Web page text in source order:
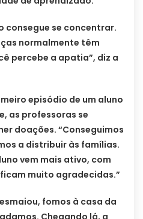
consegue se concentrar.
normalmente têm
percebe a apatia”, diz a
episódio de um aluno
as professoras se
doações. “Conseguimos
a distribuir às famílias.
vem mais ativo, com
muito agradecidas.”
fomos à casa da